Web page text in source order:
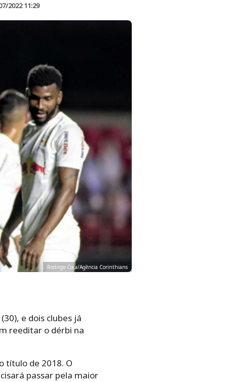
2022 11:29
Rodrigo Coca/Agência Corinthians
e dois clubes já
reeditar o dérbi na
título de 2018. O
passar pela maior